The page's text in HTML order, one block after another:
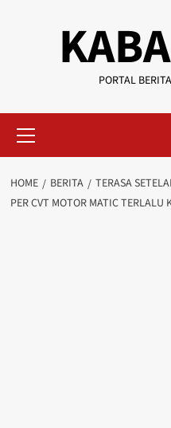
PORTAL
HOME BERITA
TERASA
PER CVT MOTOR MATIC TERLALU